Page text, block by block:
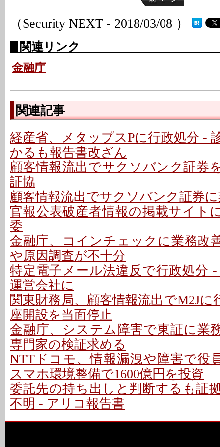
（Security NEXT - 2018/03/08 ）
関連リンク
金融庁
関連記事
経産省、メタップスPに行政処分 -
かるも報告書改ざん
顧客情報流出でサクソバンク証券
証協
顧客情報流出でサクソバンク証券
官報公表破産者情報の掲載サイト
委
金融庁、コインチェックに業務改
や原因調査が不十分
特定電子メール法違反で行政処分
運営会社に
関東財務局、顧客情報流出でM2Jに
座開設を当面停止
金融庁、システム障害で東証に業
専門家の検証求める
NTTドコモ、情報漏洩や障害で役
スマホ環境整備で1600億円を投資
委託先の持ち出しと判断するも証
不明 - アリコ報告書